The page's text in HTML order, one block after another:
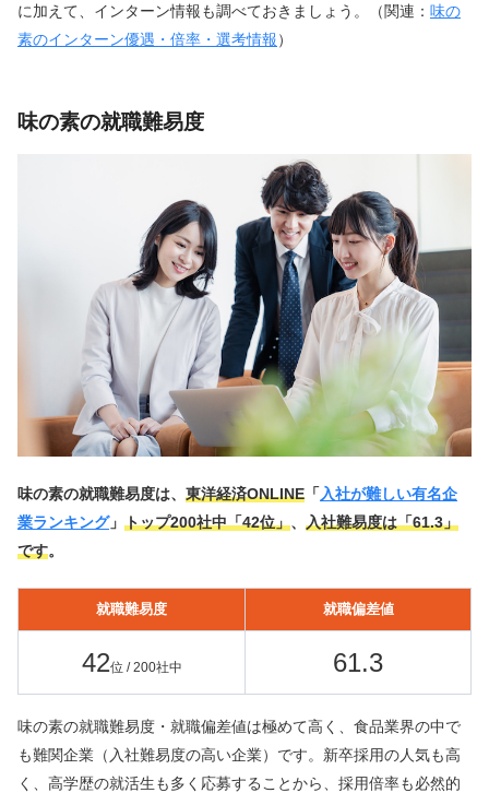
に加えて、インターン情報も調べておきましょう。（関連： 味の
素のインターン優遇・倍率・選考情報）
味の素の就職難易度
味の素の就職難易度は、 東洋経済ONLINE 「 入社が難しい有名企
業ランキング」 トップ200社中「42位」、 入社難易度は「61.3」
です。
就職難易度 就職偏差値
42位 / 200社中 61.3
味の素の就職難易度・就職偏差値は極めて高く、食品業界の中で
も難関企業（入社難易度の高い企業）です。新卒採用の人気も高
く、高学歴の就活生も多く応募することから、採用倍率も必然的